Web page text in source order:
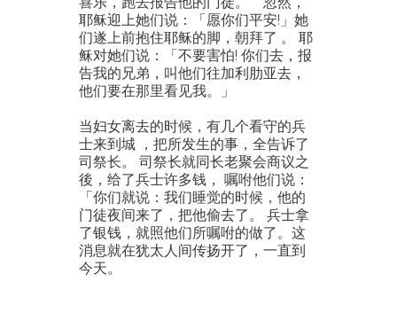
耶稣迎上她们说：「愿你们平安!」她
们遂上前抱住耶稣的脚，朝拜了 。 耶
稣对她们说：「不要害怕! 你们去，报
告我的兄弟，叫他们往加利肋亚去，
他们要在那里看见我。」
当妇女离去的时候，有几个看守的兵
士来到城 ，把所发生的事，全告诉了
司祭长。 司祭长就同长老聚会商议之
後，给了兵士许多钱， 嘱咐他们说：
「你们就说：我们睡觉的时候，他的
门徒夜间来了，把他偷去了。 兵士拿
了银钱，就照他们所嘱咐的做了。这
消息就在犹太人间传扬开了，一直到
今天。